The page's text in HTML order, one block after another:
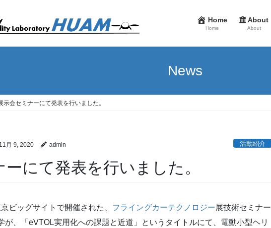
Home
Home
About
About
News
示会セミナーにて発表を行いました。
11月 9, 2020 admin 活動紹介
にて発表を行いました。
ビッグサイトで開催された、 フライングカーテクノロジー展技術セミナー
が、「eVTOL実用化への課題と近道」というタイトルにて、電動小型ヘリ